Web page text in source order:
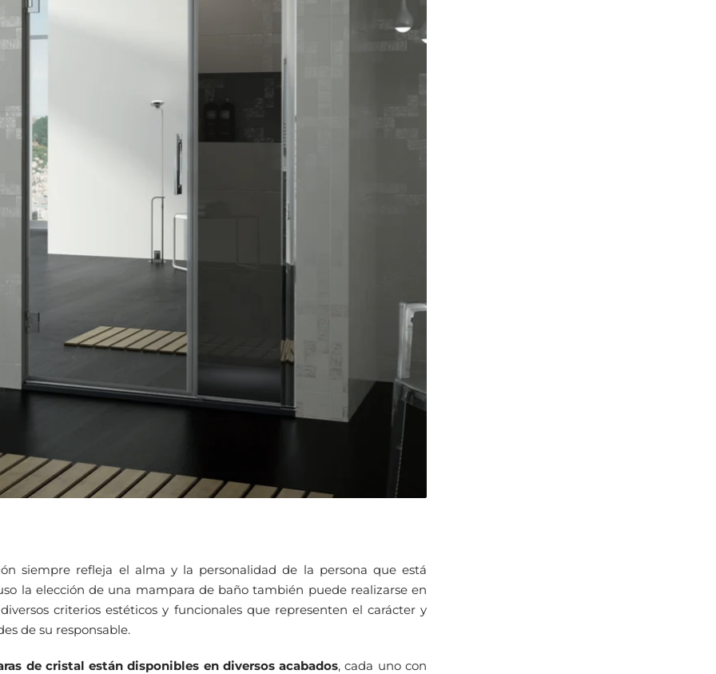
siempre refleja el alma y la personalidad de la persona que está
la elección de una mampara de baño también puede realizarse en
criterios estéticos y funcionales que representen el carácter y
de su responsable.
de cristal están disponibles en diversos acabados, cada uno con